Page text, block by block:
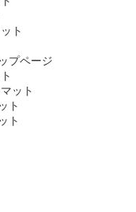
ト
プページ
ット
ト
ト